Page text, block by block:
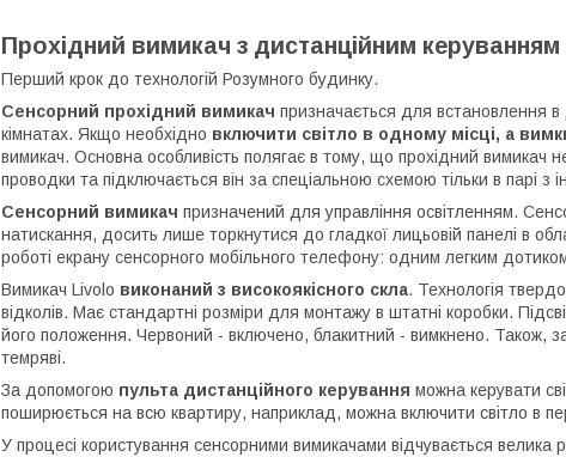
Прохідний вимикач з дистанційним
Перший крок до технологій Розумного будинку.
Сенсорний прохідний вимикач призначається для встановлення
кімнатах. Якщо необхідно включити світло в одному місці, а
вимикач. Основна особливість полягає в тому, що прохідний вимикач
проводки та підключається він за спеціальною схемою тільки в парі з
Сенсорний вимикач призначений для управління освітленням.
натискання, досить лише торкнутися до гладкої лицьовій панелі в
роботі екрану сенсорного мобільного телефону: одним легким
Вимикач Livolo виконаний з високоякісного скла. Технологія
відколів. Має стандартні розміри для монтажу в штатні коробки.
його положення. Червоний - включено, блакитний - вимкнено. Також,
темряві.
За допомогою пульта дистанційного керування можна керувати
поширюється на всю квартиру, наприклад, можна включити світло в
У процесі користування сенсорними вимикачами відчувається велика